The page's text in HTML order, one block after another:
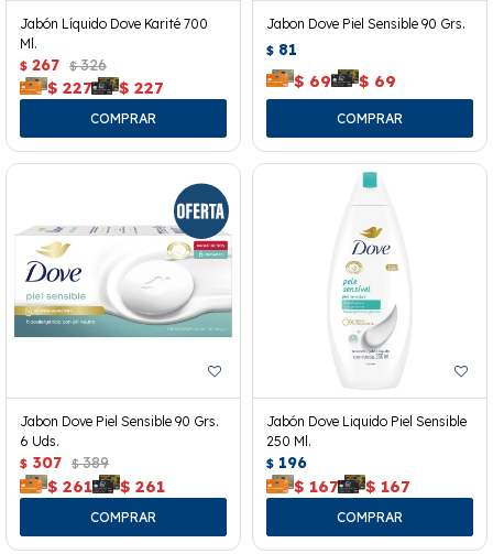
Jabón Líquido Dove Karité 700
Ml.
$ 267 $ 326
$ 227 $ 227
Jabon Dove Piel Sensible 90 Grs.
$ 81
$ 69 $ 69
Jabon Dove Piel Sensible 90 Grs.
6 Uds.
$ 307 $ 389
$ 261 $ 261
Jabón Dove Liquido Piel Sensible
250 Ml.
$ 196
$ 167 $ 167